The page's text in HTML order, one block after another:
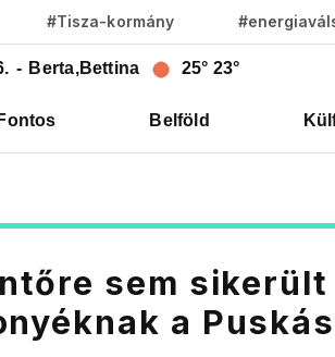
#Tisza-kormány
- Berta,Bettina 25° 23°
Fontos Belföld
sem
a